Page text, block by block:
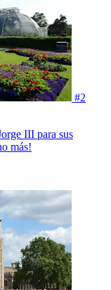
#2
III para sus
más!